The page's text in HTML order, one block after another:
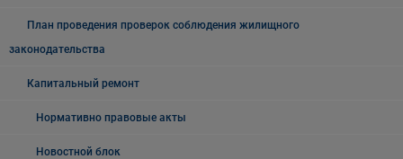
План проведения проверок соблюдения жилищного
законодательства
Капитальный ремонт
Нормативно правовые акты
Новостной блок